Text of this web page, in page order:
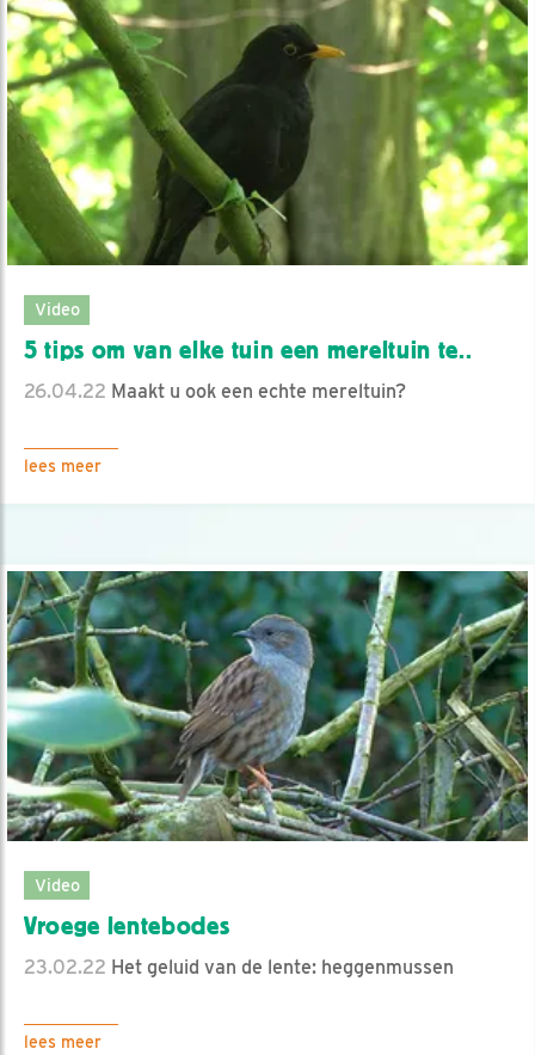
Video
5 tips om van elke tuin een mereltuin te..
26.04.22 Maakt u ook een echte mereltuin?
lees meer
Video
Vroege lentebodes
23.02.22 Het geluid van de lente: heggenmussen
lees meer